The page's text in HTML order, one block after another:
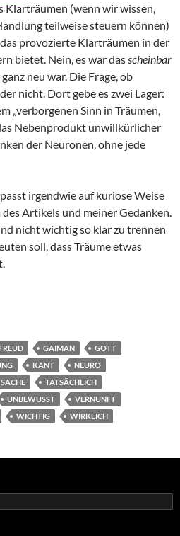
Klarträumen (wenn wir wissen,
teilweise steuern können)
provozierte Klarträumen in der
bietet. Nein, es war dasscheinbar
neu war. Die Frage, ob
nicht. Dort gebe es zwei Lager:
„verborgenen Sinn in Träumen,
Nebenprodukt unwillkürlicher
der Neuronen, ohne jede
irgendwie auf kuriose Weise
Artikels und meiner Gedanken.
nicht wichtig so klar zu trennen
soll, dass Träume etwas
GAIMAN
GOTT
KANT
NEURO
TATSÄCHLICH
UNBEWUSST
VERNUNFT
WICHTIG WIRKLICH